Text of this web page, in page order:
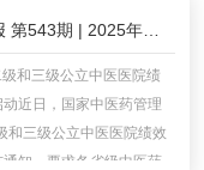
效考核工作的通知》（国
和三级公立中医医院绩
近日，国家中医药管理
和三级公立中医医院绩效
知。要求各省级中医药